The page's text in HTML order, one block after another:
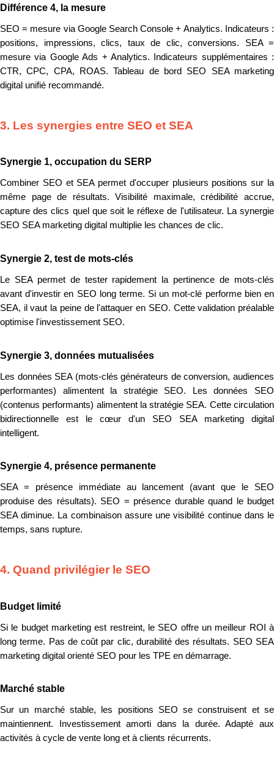
Différence 4, la mesure
SEO = mesure via Google Search Console + Analytics. Indicateurs :
positions, impressions, clics, taux de clic, conversions. SEA =
mesure via Google Ads + Analytics. Indicateurs supplémentaires :
CTR, CPC, CPA, ROAS. Tableau de bord SEO SEA marketing
digital unifié recommandé.
3. Les synergies entre SEO et SEA
Synergie 1, occupation du SERP
Combiner SEO et SEA permet d'occuper plusieurs positions sur la
même page de résultats. Visibilité maximale, crédibilité accrue,
capture des clics quel que soit le réflexe de l'utilisateur. La synergie
SEO SEA marketing digital multiplie les chances de clic.
Synergie 2, test de mots-clés
Le SEA permet de tester rapidement la pertinence de mots-clés
avant d'investir en SEO long terme. Si un mot-clé performe bien en
SEA, il vaut la peine de l'attaquer en SEO. Cette validation préalable
optimise l'investissement SEO.
Synergie 3, données mutualisées
Les données SEA (mots-clés générateurs de conversion, audiences
performantes) alimentent la stratégie SEO. Les données SEO
(contenus performants) alimentent la stratégie SEA. Cette circulation
bidirectionnelle est le cœur d'un SEO SEA marketing digital
intelligent.
Synergie 4, présence permanente
SEA = présence immédiate au lancement (avant que le SEO
produise des résultats). SEO = présence durable quand le budget
SEA diminue. La combinaison assure une visibilité continue dans le
temps, sans rupture.
4. Quand privilégier le SEO
Budget limité
Si le budget marketing est restreint, le SEO offre un meilleur ROI à
long terme. Pas de coût par clic, durabilité des résultats. SEO SEA
marketing digital orienté SEO pour les TPE en démarrage.
Marché stable
Sur un marché stable, les positions SEO se construisent et se
maintiennent. Investissement amorti dans la durée. Adapté aux
activités à cycle de vente long et à clients récurrents.